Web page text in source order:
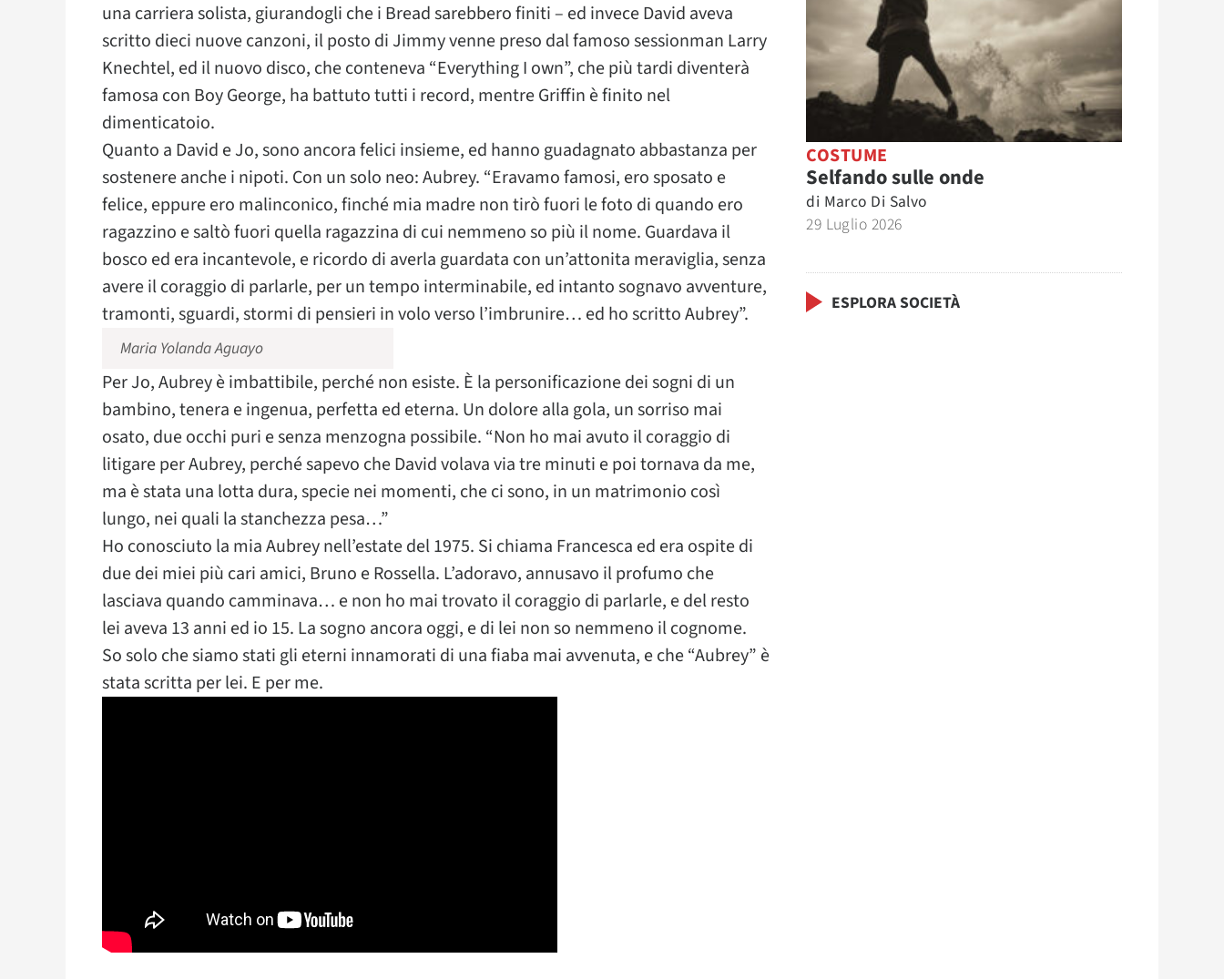
una carriera solista, giurandogli che i Bread sarebbero finiti – ed invece David aveva
scritto dieci nuove canzoni, il posto di Jimmy venne preso dal famoso sessionman Larry
Knechtel, ed il nuovo disco, che conteneva “Everything I own”, che più tardi diventerà
famosa con Boy George, ha battuto tutti i record, mentre Griffin è finito nel
dimenticatoio.
Quanto a David e Jo, sono ancora felici insieme, ed hanno guadagnato abbastanza per
sostenere anche i nipoti. Con un solo neo: Aubrey. “Eravamo famosi, ero sposato e
felice, eppure ero malinconico, finché mia madre non tirò fuori le foto di quando ero
ragazzino e saltò fuori quella ragazzina di cui nemmeno so più il nome. Guardava il
bosco ed era incantevole, e ricordo di averla guardata con un’attonita meraviglia, senza
avere il coraggio di parlarle, per un tempo interminabile, ed intanto sognavo avventure,
tramonti, sguardi, stormi di pensieri in volo verso l’imbrunire… ed ho scritto Aubrey”.
Maria Yolanda Aguayo
Per Jo, Aubrey è imbattibile, perché non esiste. È la personificazione dei sogni di un
bambino, tenera e ingenua, perfetta ed eterna. Un dolore alla gola, un sorriso mai
osato, due occhi puri e senza menzogna possibile. “Non ho mai avuto il coraggio di
litigare per Aubrey, perché sapevo che David volava via tre minuti e poi tornava da me,
ma è stata una lotta dura, specie nei momenti, che ci sono, in un matrimonio così
lungo, nei quali la stanchezza pesa…”
Ho conosciuto la mia Aubrey nell’estate del 1975. Si chiama Francesca ed era ospite di
due dei miei più cari amici, Bruno e Rossella. L’adoravo, annusavo il profumo che
lasciava quando camminava… e non ho mai trovato il coraggio di parlarle, e del resto
lei aveva 13 anni ed io 15. La sogno ancora oggi, e di lei non so nemmeno il cognome.
So solo che siamo stati gli eterni innamorati di una fiaba mai avvenuta, e che “Aubrey” è
stata scritta per lei. E per me.
COSTUME
Selfando sulle onde
di Marco Di Salvo
29 Luglio 2026
ESPLORA SOCIETÀ